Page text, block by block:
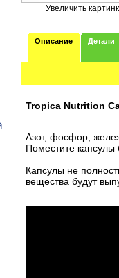
Увеличить
Описание Детали
Tropica Nutrition
Азот, фосфор,
Поместите капсулы
Капсулы не
вещества будут